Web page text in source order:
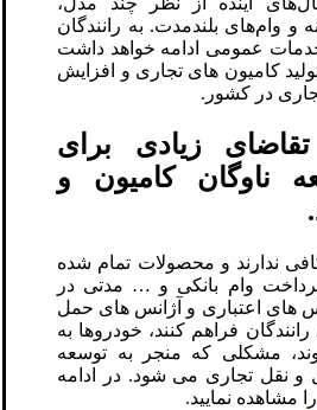
و وام‌های بلندمدت. به رانندگان
عمومی ادامه خواهد داشت
کامیون های تجاری و افزایش
در کشور.
زیادی برای
ناوگان کامیون و
ندارند و محصولات تمام شده
وام بانکی و … مدتی در
های اعتباری و آژانس های حمل
فراهم کنند، خودروها به
مشکلی که منجر به توسعه
و نقل تجاری می شود. در ادامه
را مشاهده نمایید.